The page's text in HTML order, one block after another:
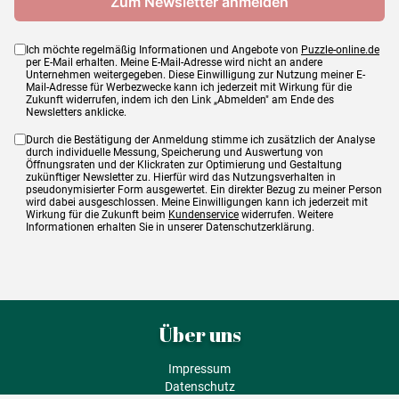
Ich möchte regelmäßig Informationen und Angebote von Puzzle-online.de
per E-Mail erhalten. Meine E-Mail-Adresse wird nicht an andere
Unternehmen weitergegeben. Diese Einwilligung zur Nutzung meiner E-
Mail-Adresse für Werbezwecke kann ich jederzeit mit Wirkung für die
Zukunft widerrufen, indem ich den Link „Abmelden" am Ende des
Newsletters anklicke.
Durch die Bestätigung der Anmeldung stimme ich zusätzlich der Analyse
durch individuelle Messung, Speicherung und Auswertung von
Öffnungsraten und der Klickraten zur Optimierung und Gestaltung
zukünftiger Newsletter zu. Hierfür wird das Nutzungsverhalten in
pseudonymisierter Form ausgewertet. Ein direkter Bezug zu meiner Person
wird dabei ausgeschlossen. Meine Einwilligungen kann ich jederzeit mit
Wirkung für die Zukunft beim Kundenservice widerrufen. Weitere
Informationen erhalten Sie in unserer Datenschutzerklärung.
Über uns
Impressum
Datenschutz